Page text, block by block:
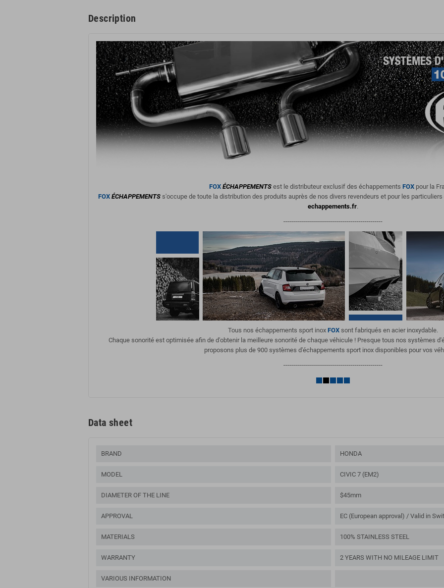
Description
FOX ÉCHAPPEMENTS est le distributeur exclusif des échappements FOX pour la
FOX ÉCHAPPEMENTSs'occupe de toute la distribution des produits auprès de nos divers revendeurs et pour les
echappements.fr.
--------------------------------------------------
Tous nos échappements sport inox FOX sont fabriqués en acier inoxydable.
Chaque sonorité est optimisée afin de d'obtenir la meilleure sonorité de chaque véhicule ! Presque tous nos systèmes
proposons plus de 900 systèmes d'échappements sport inox disponibles pour vos
--------------------------------------------------
Data sheet
BRAND HONDA
MODEL CIVIC 7 (EM2)
DIAMETER OF THE LINE $45mm
APPROVAL EC (European approval) / Valid in
MATERIALS 100% STAINLESS STEEL
WARRANTY 2 YEARS WITH NO MILEAGE LIMIT
VARIOUS INFORMATION